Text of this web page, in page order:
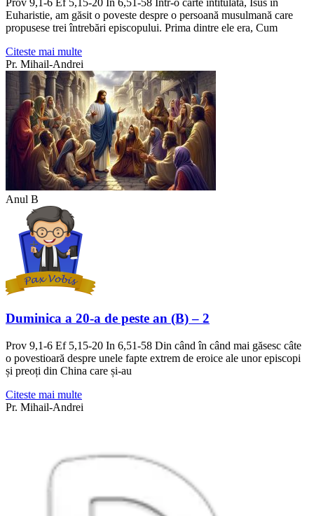
Euharistie, am găsit o poveste despre o persoană musulmană care
propusese trei întrebări episcopului. Prima dintre ele era, Cum
Citeste mai multe
Pr. Mihail-Andrei
Anul B
Duminica a 20-a de peste an (B) – 2
Prov 9,1-6 Ef 5,15-20 In 6,51-58 Din când în când mai găsesc câte
o povestioară despre unele fapte extrem de eroice ale unor episcopi
și preoți din China care și-au
Citeste mai multe
Pr. Mihail-Andrei